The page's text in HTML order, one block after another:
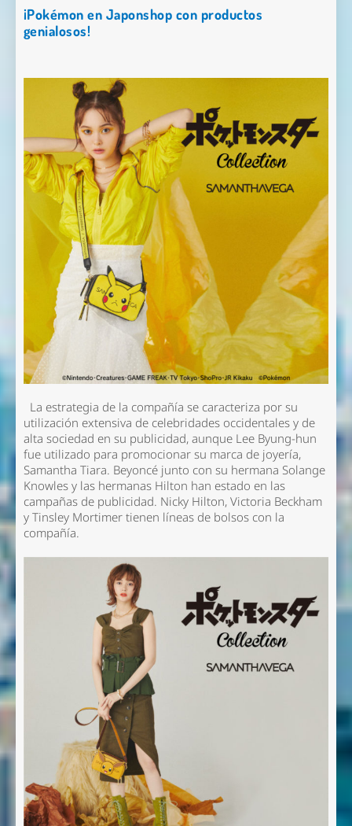
¡Pokémon en Japonshop con productos
genialosos!
La estrategia de la compañía se caracteriza por su
utilización extensiva de celebridades occidentales y de
alta sociedad en su publicidad, aunque Lee Byung-hun
fue utilizado para promocionar su marca de joyería,
Samantha Tiara. Beyoncé junto con su hermana Solange
Knowles y las hermanas Hilton han estado en las
campañas de publicidad. Nicky Hilton, Victoria Beckham
y Tinsley Mortimer tienen líneas de bolsos con la
compañía.